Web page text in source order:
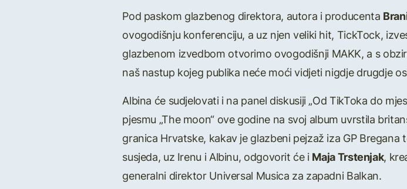
Pod paskom glazbenog direktora, autora i producenta
ovogodišnju konferenciju, a uz njen veliki hit, TickTock,
glazbenom izvedbom otvorimo ovogodišnji MAKK, a s
naš nastup kojeg publika neće moći vidjeti nigdje drugdje
Albina će sudjelovati i na panel diskusiji „Od TikToka do
pjesmu „The moon“ ove godine na svoj album uvrstila
granica Hrvatske, kakav je glazbeni pejzaž iza GP
susjeda, uz Irenu i Albinu, odgovorit će iMaja Trstenjak,
generalni direktor Universal Musica za zapadni Balkan.